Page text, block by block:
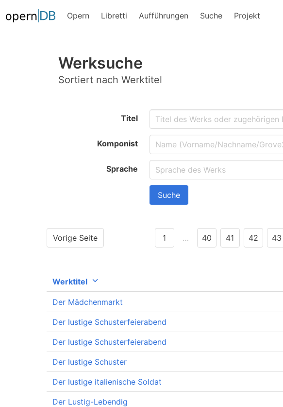
Opern Libretti Aufführungen Suche Projekt
Werksuche
Sortiert nach Werktitel
Titel
Komponist
Sprache
Suche
Vorige Seite 1 … 40 41 42 43
Werktitel
Der Mädchenmarkt
Der lustige Schusterfeierabend
Der lustige Schusterfeierabend
Der lustige Schuster
Der lustige italienische Soldat
Der Lustig-Lebendig